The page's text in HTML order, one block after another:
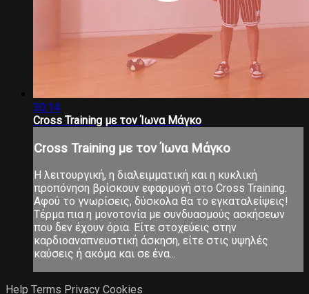
30:14
Cross Training με τον Ίωνα Μάγκο
Cross Training με τον Ίωνα Μάγκο
Η λειτουργική, η διαλειμματική και η κυκλική
προπόνηση βρίσκουν εφαρμογή στο Cross Training.
Αφού το γνωρίσεις, δύσκολα θα το εγκαταλείψεις!
Τέρμα πια η μονοτονία με συνδυασμούς ασκήσεων
που δεν έχουν όρια. Είτε στοχεύεις στην
καρδιοαναπνευστική άσκηση, είτε στις υψηλές
καύσεις ή ακόμα και σε ένα...
Help Terms Privacy Cookies